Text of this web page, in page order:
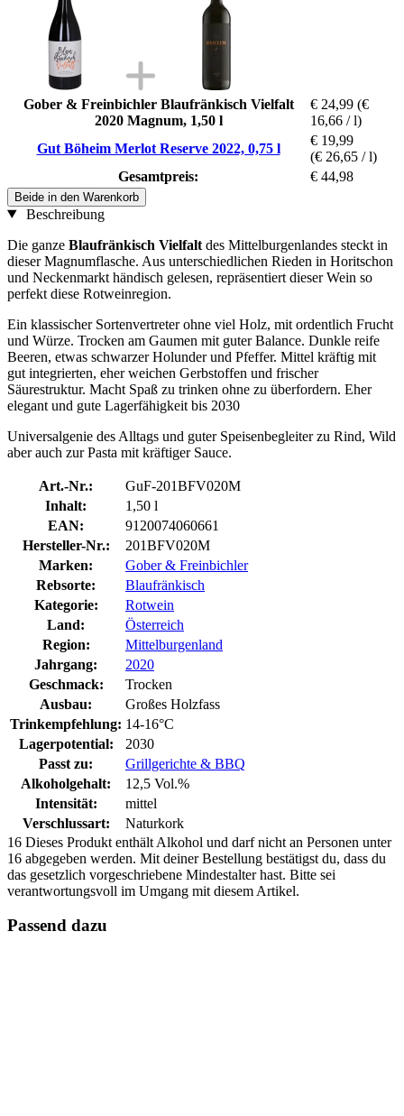
Gober & Freinbichler Blaufränkisch Vielfalt
2020 Magnum, 1,50 l
€ 24,99 (€
16,66 / l)
Gut Böheim Merlot Reserve 2022, 0,75 l
€ 19,99
(€ 26,65 / l)
Gesamtpreis:
€ 44,98
Beide in den Warenkorb
Beschreibung
Die ganze Blaufränkisch Vielfalt des Mittelburgenlandes steckt in
dieser Magnumflasche. Aus unterschiedlichen Rieden in Horitschon
und Neckenmarkt händisch gelesen, repräsentiert dieser Wein so
perfekt diese Rotweinregion.
Ein klassischer Sortenvertreter ohne viel Holz, mit ordentlich Frucht
und Würze. Trocken am Gaumen mit guter Balance. Dunkle reife
Beeren, etwas schwarzer Holunder und Pfeffer. Mittel kräftig mit
gut integrierten, eher weichen Gerbstoffen und frischer
Säurestruktur. Macht Spaß zu trinken ohne zu überfordern. Eher
elegant und gute Lagerfähigkeit bis 2030
Universalgenie des Alltags und guter Speisenbegleiter zu Rind, Wild
aber auch zur Pasta mit kräftiger Sauce.
Art.-Nr.:
GuF-201BFV020M
Inhalt:
1,50 l
EAN:
9120074060661
Hersteller-Nr.:
201BFV020M
Marken:
Gober & Freinbichler
Rebsorte:
Blaufränkisch
Kategorie:
Rotwein
Land:
Österreich
Region:
Mittelburgenland
Jahrgang:
2020
Geschmack:
Trocken
Ausbau:
Großes Holzfass
Trinkempfehlung: 14-16°C
Lagerpotential:
2030
Passt zu:
Grillgerichte & BBQ
Alkoholgehalt:
12,5 Vol.%
Intensität:
mittel
Verschlussart:
Naturkork
16 Dieses Produkt enthält Alkohol und darf nicht an Personen unter
16 abgegeben werden. Mit deiner Bestellung bestätigst du, dass du
das gesetzlich vorgeschriebene Mindestalter hast. Bitte sei
verantwortungsvoll im Umgang mit diesem Artikel.
Passend dazu